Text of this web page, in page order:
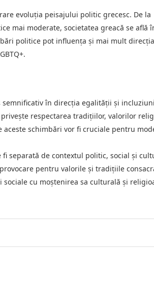
evoluția peisajului politic grecesc. De la
mai moderate, societatea greacă se află
politice pot influența și mai mult direcția
semnificativ în direcția egalității și
respectarea tradițiilor, valorilor
schimbări vor fi cruciale pentru
separată de contextul politic, social și
pentru valorile și tradițiile
cu moștenirea sa culturală și